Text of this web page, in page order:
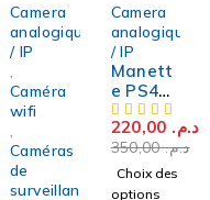
HOT
Camera
analogique
/ IP
Caméra
wifi
Caméras
de
surveillance
Camera
analogique
/ IP
Manett
e PS4
Dualsho
ck V2
د.م.350,00
د.م.
Choix des
options